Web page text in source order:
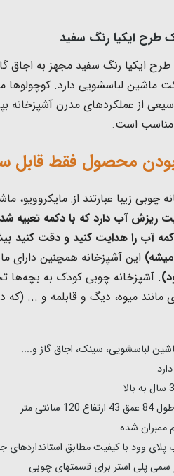
طرح ایکیا رنگ سفید
ایکیا رنگ سفید مجهز به اجاق
لباسشویی دارد. کوچولوها
مناسب است.
بودن محصول فقط قابل
چوبی زیبا عبارتند از:
ریزش آب دارد که با دکمه تعبیه
آب را هدایت کنید و دقت کنید
این آشپزخانه همچنین دارای
. آشپزخانه چوبی کودک به بچه‌ها
مانند میوه، دیگ و قابلمه و ...
لباسشویی، سینک، اجاق گاز و....
متر
ممبران شده
وود با کیفیت مطابق استانداردهای
سمیپلی استر برای قسمتهای چوبی